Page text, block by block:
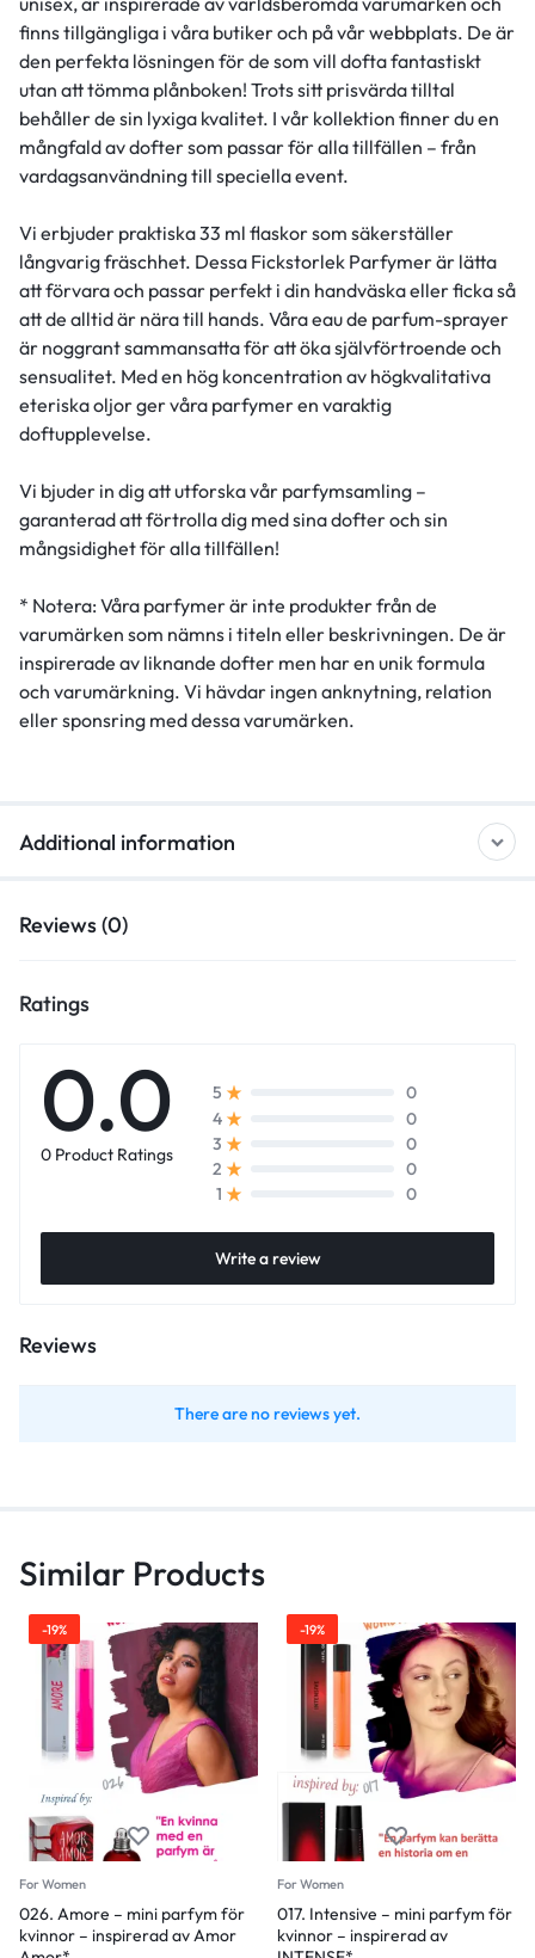
Additional information
finns tillgängliga i våra butiker och på vår webbplats. De är
den perfekta lösningen för de som vill dofta fantastiskt
utan att tömma plånboken! Trots sitt prisvärda tilltal
behåller de sin lyxiga kvalitet. I vår kollektion finner du en
mångfald av dofter som passar för alla tillfällen – från
vardagsanvändning till speciella event.
Vi erbjuder praktiska 33 ml flaskor som säkerställer
långvarig fräschhet. Dessa Fickstorlek Parfymer är lätta
att förvara och passar perfekt i din handväska eller ficka så
att de alltid är nära till hands. Våra eau de parfum-sprayer
är noggrant sammansatta för att öka självförtroende och
sensualitet. Med en hög koncentration av högkvalitativa
eteriska oljor ger våra parfymer en varaktig
doftupplevelse.
Vi bjuder in dig att utforska vår parfymsamling –
garanterad att förtrolla dig med sina dofter och sin
mångsidighet för alla tillfällen!
* Notera: Våra parfymer är inte produkter från de
varumärken som nämns i titeln eller beskrivningen. De är
inspirerade av liknande dofter men har en unik formula
och varumärkning. Vi hävdar ingen anknytning, relation
eller sponsring med dessa varumärken.
Reviews (0)
Ratings
0.0
0 Product Ratings
5
0
4
0
3
0
2
0
1
0
Write a review
Reviews
There are no reviews yet.
Similar Products
-19%
For Women
026. Amore – mini parfym för
kvinnor – inspirerad av Amor
-19%
For Women
017. Intensive – mini parfym för
kvinnor – inspirerad av